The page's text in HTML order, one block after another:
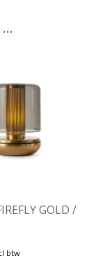
…
GOLD /
btw